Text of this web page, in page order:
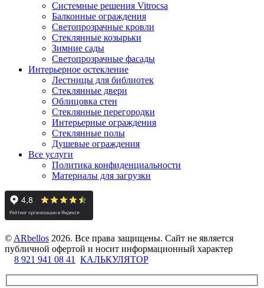
Системные решения Vitrocsa
Балконные ограждения
Светопрозрачные кровли
Стеклянные козырьки
Зимние сады
Светопрозрачные фасады
Интерьерное остекление
Лестницы для библиотек
Стеклянные двери
Облицовка стен
Стеклянные перегородки
Интерьерные ограждения
Стеклянные полы
Душевые ограждения
Все услуги
Политика конфиденциальности
Материалы для загрузки
©ARbellos 2026. Все права защищены. Сайт не является
публичной офертой и носит информационный характер
8 921 941 08 41 КАЛЬКУЛЯТОР